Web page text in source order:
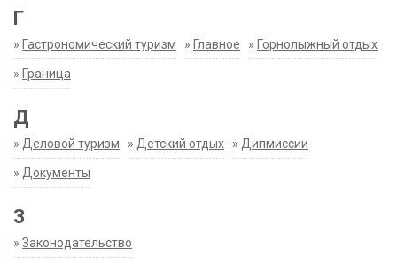
Г
» Гастрономический туризм » Главное » Горнолыжный отдых
» Граница
Д
» Деловой туризм » Детский отдых » Дипмиссии
» Документы
З
» Законодательство